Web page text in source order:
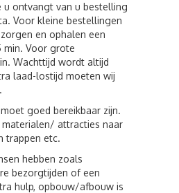
u ontvangt van u bestelling
Voor kleine bestellingen
en ophalen een
min. Voor grote
Wachttijd wordt altijd
laad-lostijd moeten wij
goed bereikbaar zijn.
attracties naar
trappen etc.
hebben zoals
bezorgtijden of een
hulp, opbouw/afbouw is